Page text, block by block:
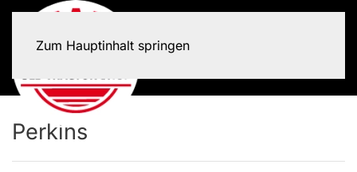
Zum Hauptinhalt springen
Perkins